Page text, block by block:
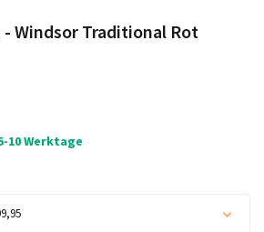
Windsor Traditional Rot
10 Werktage